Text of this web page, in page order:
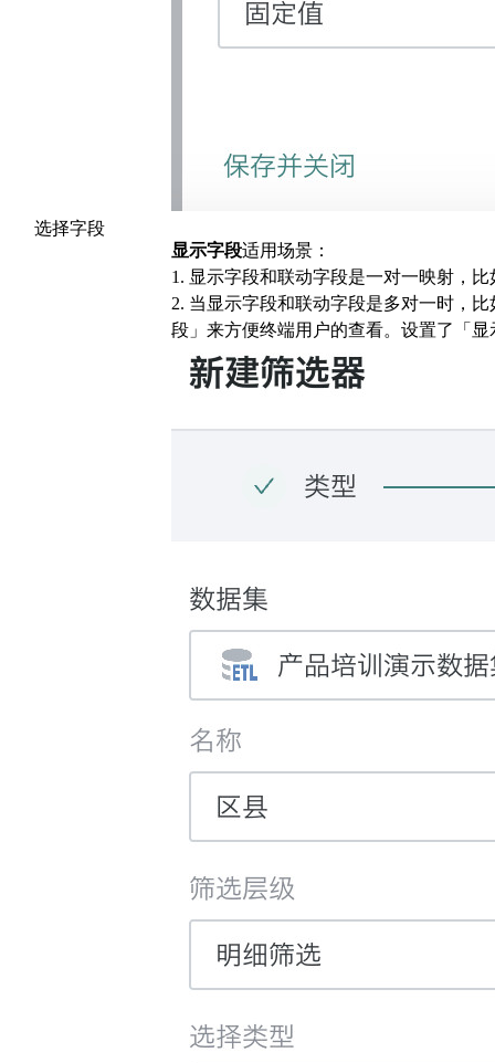
选择字段
显示字段适用场景：
1. 显示字段和联动字段是一对一映射，
2. 当显示字段和联动字段是多对一时，
段」来方便终端用户的查看。设置了「